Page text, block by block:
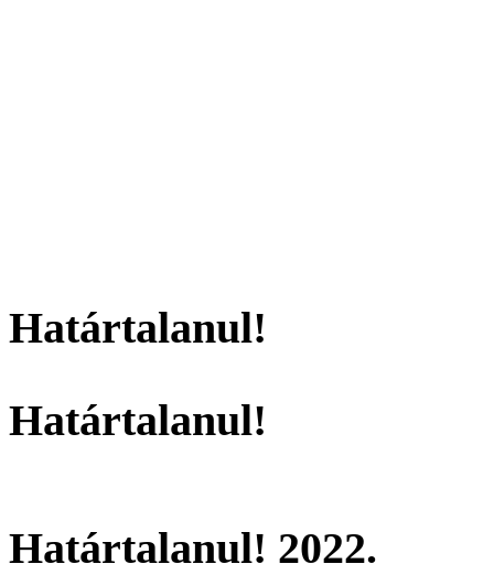
Határtalanul!
Határtalanul!
Határtalanul! 2022.